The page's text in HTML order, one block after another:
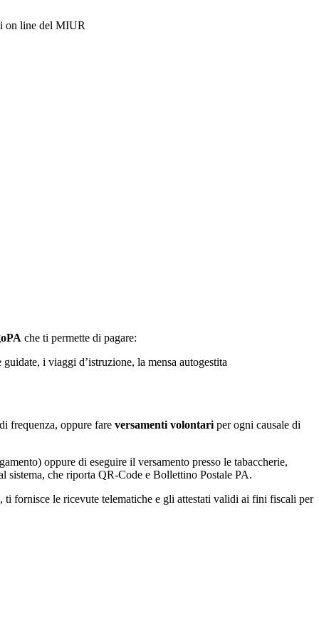
on line del MIUR
che ti permette di pagare:
i viaggi d’istruzione, la mensa autogestita
frequenza, oppure fare versamenti volontari per ogni causale di
oppure di eseguire il versamento presso le tabaccherie,
sistema, che riporta QR-Code e Bollettino Postale PA.
fornisce le ricevute telematiche e gli attestati validi ai fini fiscali per